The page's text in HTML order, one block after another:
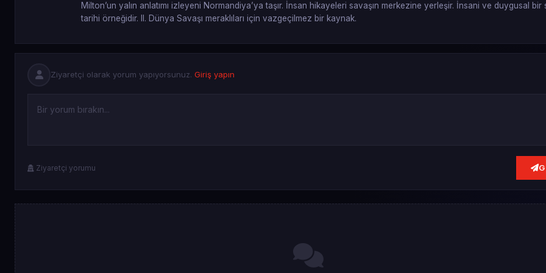
Milton’un yalın anlatımı izleyeni Normandiya’ya taşır. İnsan hikayeleri savaşın merkezine yerleşir. İnsani ve duygusal bir
tarihi örneğidir. II. Dünya Savaşı meraklıları için vazgeçilmez bir kaynak.
Ziyaretçi olarak yorum yapıyorsunuz. Giriş yapın
Ziyaretçi yorumu